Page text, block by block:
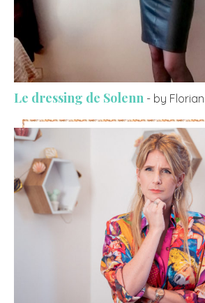
Le dressing de Solenn - by